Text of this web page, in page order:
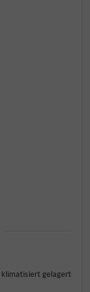
klimatisiert gelagert